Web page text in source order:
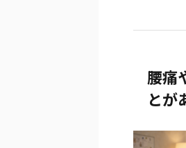
腰痛
とが